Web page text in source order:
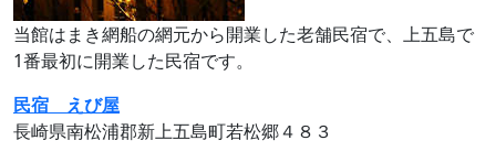
当館はまき網船の網元から開業した老舗民宿で、上五島で
1番最初に開業した民宿です。
民宿 えび屋
長崎県南松浦郡新上五島町若松郷４８３